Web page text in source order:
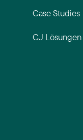
Case Studies
CJ Lösungen